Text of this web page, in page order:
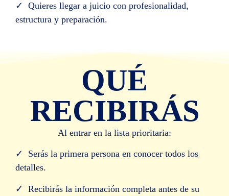
✓ Quieres llegar a juicio con profesionalidad,
estructura y preparación.
QUÉ
RECIBIRÁS
Al entrar en la lista prioritaria:
✓ Serás la primera persona en conocer todos los
detalles.
✓ Recibirás la información completa antes de su